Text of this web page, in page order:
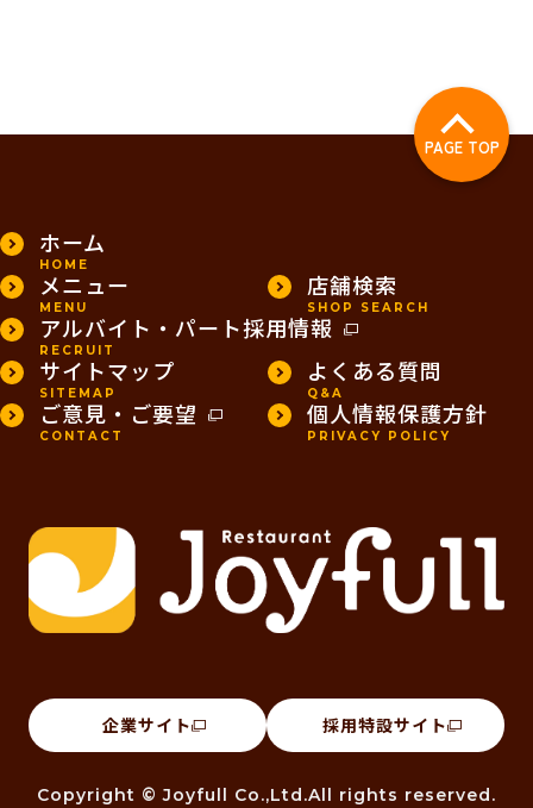
PAGE TOP
ホーム
HOME
メニュー
MENU
店舗検索
SHOP SEARCH
アルバイト・パート採用情報
RECRUIT
サイトマップ
SITEMAP
よくある質問
Q&A
ご意見・ご要望
CONTACT
個人情報保護方針
PRIVACY POLICY
企業サイト 採用特設サイト
Copyright © Joyfull Co.,Ltd.All rights reserved.